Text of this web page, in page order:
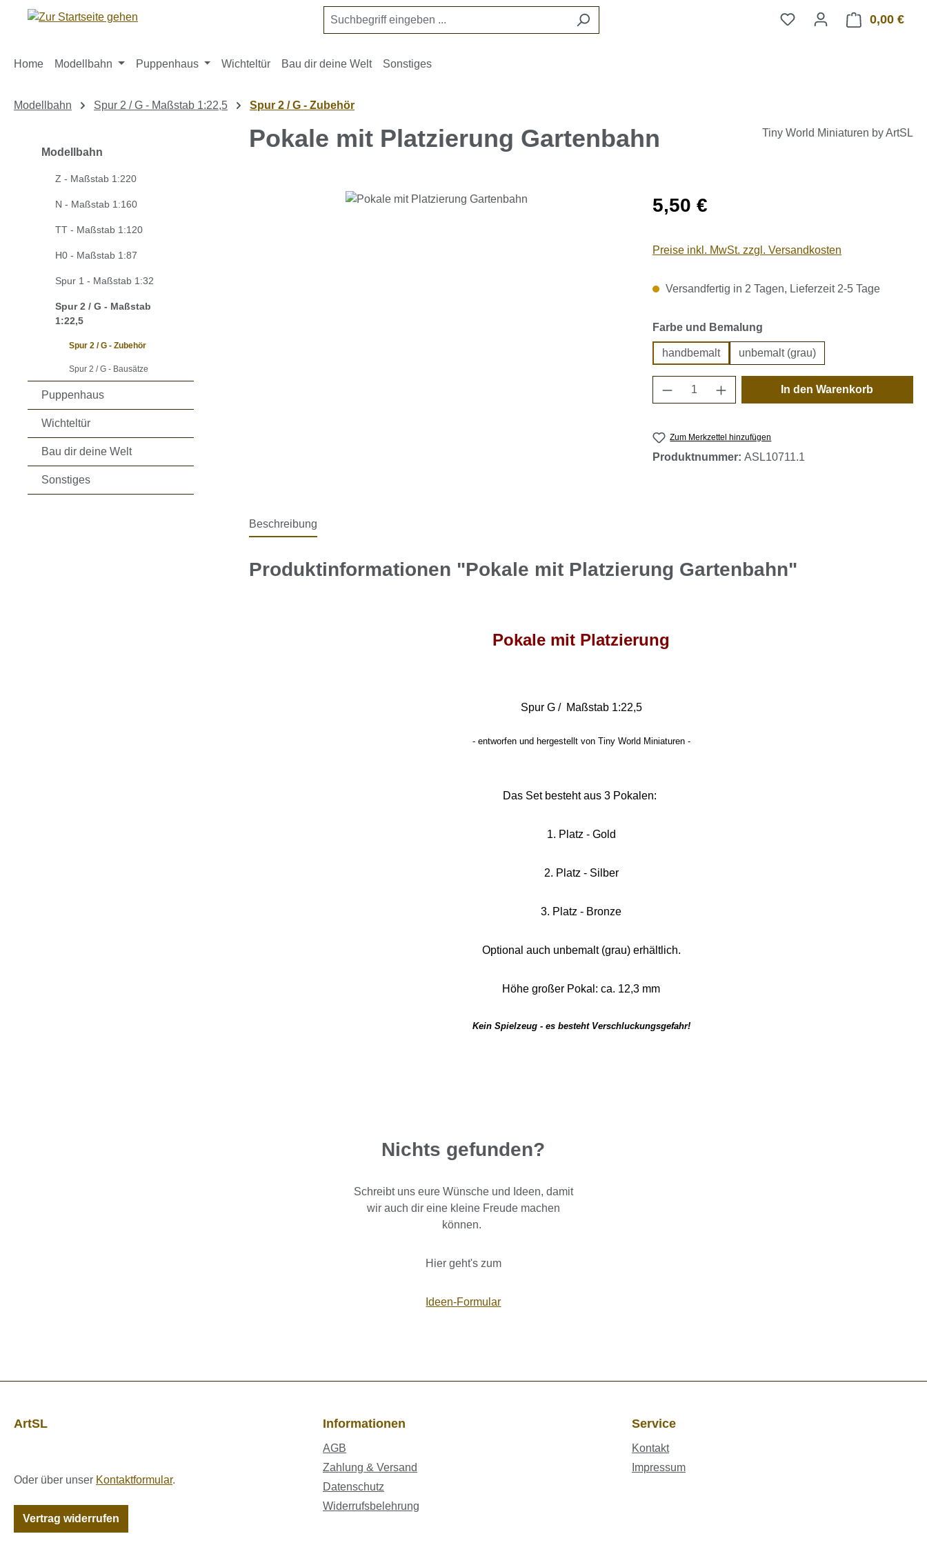
Hauptinhalt springen
Zur Suche springen
Zur Hauptnavigation springen 0,00 €
Home Modellbahn Puppenhaus Wichteltür Bau dir deine Welt Sonstiges
Modellbahn Spur 2 / G - Maßstab 1:22,5 Spur 2 / G - Zubehör
Modellbahn
Z - Maßstab 1:220
N - Maßstab 1:160
TT - Maßstab 1:120
H0 - Maßstab 1:87
Spur 1 - Maßstab 1:32
Spur 2 / G - Maßstab
1:22,5
Spur 2 / G - Zubehör
Spur 2 / G - Bausätze
Puppenhaus
Wichteltür
Bau dir deine Welt
Sonstiges
Pokale mit Platzierung Gartenbahn Tiny World Miniaturen by ArtSL
Bildergalerie überspringen Regulärer Preis:
5,50 €
Preise inkl. MwSt. zzgl. Versandkosten
Versandfertig in 2 Tagen, Lieferzeit 2-5 Tage
Farbe und Bemalung
handbemalt unbemalt (grau)
Produkt Anzahl: Gib den
In den Warenkorb
Zum Merkzettel hinzufügen
Produktnummer:ASL10711.1
Beschreibung
Produktinformationen "Pokale mit Platzierung Gartenbahn"
Pokale mit Platzierung
Spur G / Maßstab 1:22,5
- entworfen und hergestellt von Tiny World Miniaturen -
Das Set besteht aus 3 Pokalen:
1. Platz - Gold
2. Platz - Silber
3. Platz - Bronze
Optional auch unbemalt (grau) erhältlich.
Höhe großer Pokal: ca. 12,3 mm
Kein Spielzeug - es besteht Verschluckungsgefahr!
Nichts gefunden?
Schreibt uns eure Wünsche und Ideen, damit
wir auch dir eine kleine Freude machen
können.
Hier geht's zum
Ideen-Formular
ArtSL
Oder über unser Kontaktformular.
Vertrag widerrufen
Informationen
AGB
Zahlung & Versand
Datenschutz
Widerrufsbelehrung
Service
Kontakt
Impressum